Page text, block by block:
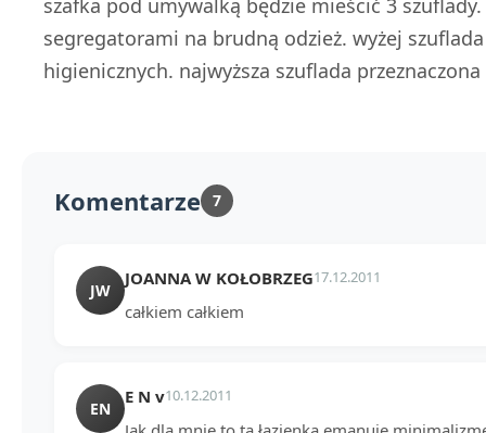
segregatorami na brudną odzież. wyżej
higienicznych. najwyższa szuflada
Komentarze 7
JW
JOANNA W KOŁOBRZEG17.12.2011
całkiem całkiem
EN
E N v10.12.2011